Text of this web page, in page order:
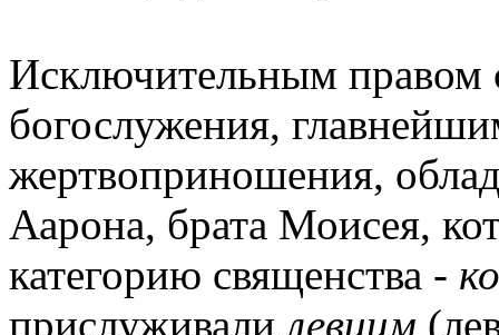
Исключительным правом
богослужения,
жертвоприношения,
Аарона, брата Моисея,
категорию священства -
прислуживалилевиим